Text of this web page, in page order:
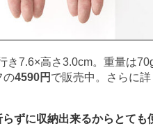
7.6×高さ3.0cm。重量は70g
の4590円 で販売中。さらに
らずに収納出来るからとて